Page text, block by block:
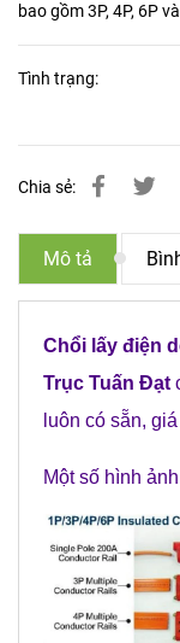
bao gồm 3P, 4P, 6P
Tình trạng:
Chia sẻ:
Mô tả
Chổi lấy điện
Trục Tuấn Đạt
luôn có sẵn,
Một số hình